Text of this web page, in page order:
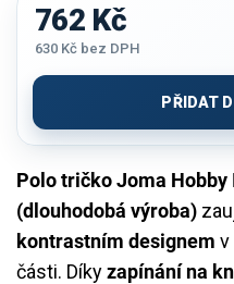
Polo tričko Joma Hobby
(dlouhodobá výroba)
kontrastním designem v
části. Díkyzapínání na
762 Kč
630 Kč bez DPH
cena:
PŘIDAT